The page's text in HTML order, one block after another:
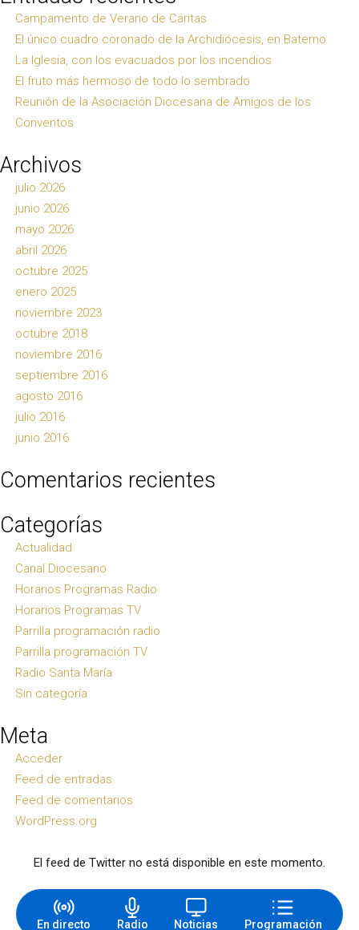
Campamento de Verano de Cáritas
El único cuadro coronado de la Archidiócesis, en Baterno
La Iglesia, con los evacuados por los incendios
El fruto más hermoso de todo lo sembrado
Reunión de la Asociación Diocesana de Amigos de los
Conventos
Archivos
julio 2026
junio 2026
mayo 2026
abril 2026
octubre 2025
enero 2025
noviembre 2023
octubre 2018
noviembre 2016
septiembre 2016
agosto 2016
julio 2016
junio 2016
Comentarios recientes
Categorías
Actualidad
Canal Diocesano
Horarios Programas Radio
Horarios Programas TV
Parrilla programación radio
Parrilla programación TV
Radio Santa María
Sin categoría
Meta
Acceder
Feed de entradas
Feed de comentarios
WordPress.org
El feed de Twitter no está disponible en este momento.
En directo Radio Noticias Programación